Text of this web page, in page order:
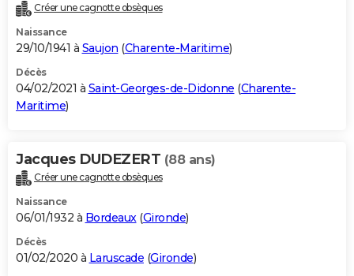
Créer une cagnotte obsèques
Naissance
29/10/1941 à Saujon (Charente-Maritime)
Décès
04/02/2021 à Saint-Georges-de-Didonne (Charente-
Maritime)
Jacques DUDEZERT (88 ans)
Créer une cagnotte obsèques
Naissance
06/01/1932 à Bordeaux(Gironde)
Décès
01/02/2020 à Laruscade (Gironde)